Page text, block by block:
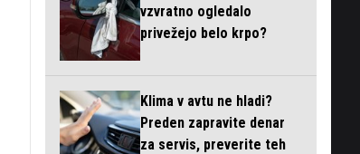
vzvratno ogledalo
privežejo belo krpo?
Klima v avtu ne hladi?
Preden zapravite denar
za servis, preverite teh